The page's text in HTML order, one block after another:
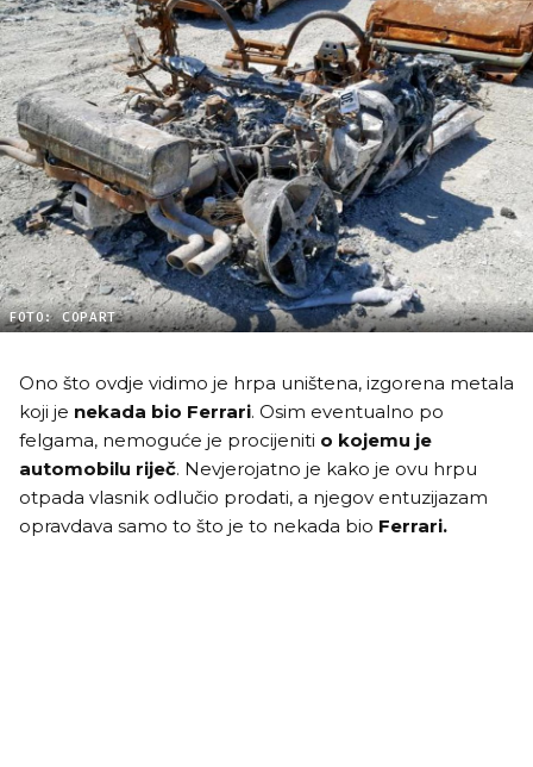
FOTO: COPART
Ono što ovdje vidimo je hrpa uništena, izgorena metala
koji je nekada bio Ferrari. Osim eventualno po
felgama, nemoguće je procijeniti o kojemu je
automobilu riječ. Nevjerojatno je kako je ovu hrpu
otpada vlasnik odlučio prodati, a njegov entuzijazam
opravdava samo to što je to nekada bio Ferrari.